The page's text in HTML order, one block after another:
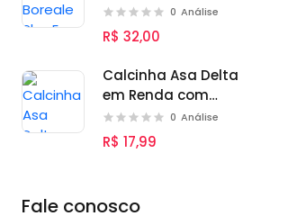
0 Análise
R$ 32,00
Calcinha Asa Delta
em Renda com
Detalhe de Laço
0 Análise
R$ 17,99
Fale conosco